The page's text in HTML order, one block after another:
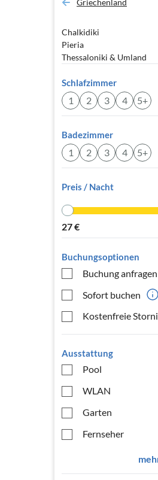
Griechenland
Chalkidiki
Pieria
Thessaloniki & Umland
Schlafzimmer
1 2 3 4 5+
Badezimmer
1 2 3 4 5+
Preis / Nacht
27€
Buchungsoptionen
Buchung anfragen
Sofort buchen
Kostenfreie
Ausstattung
Pool
WLAN
Garten
Fernseher